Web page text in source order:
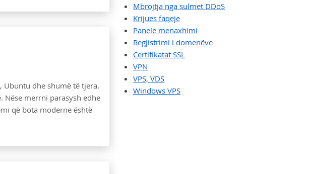
Mbrojtja nga sulmet DDoS
Krijues faqeje
Panele menaxhimi
Regjistrimi i domenëve
Certifikatat SSL
VPN
VPS, VDS
Windows VPS
Ubuntu dhe shumë të tjera.
Nëse merrni parasysh edhe
që bota moderne është